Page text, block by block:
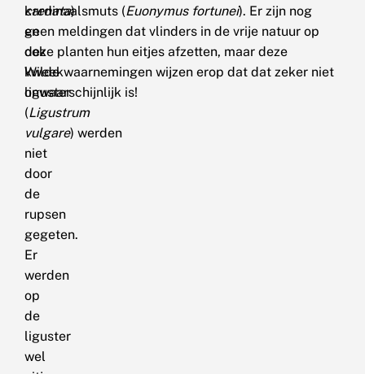
crenata)
en
ook
Wilde
liguster
(Ligustrum
vulgare) werden
niet
door
de
rupsen
gegeten.
Er
werden
op
de
liguster
wel
kardinaalsmuts (Euonymus fortunei). Er zijn nog
geen meldingen dat vlinders in de vrije natuur op
deze planten hun eitjes afzetten, maar deze
kweekwaarnemingen wijzen erop dat dat zeker niet
onwaarschijnlijk is!